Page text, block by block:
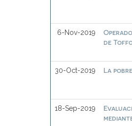
6-Nov-2019
de
30-Oct-2019 La
18-Sep-2019